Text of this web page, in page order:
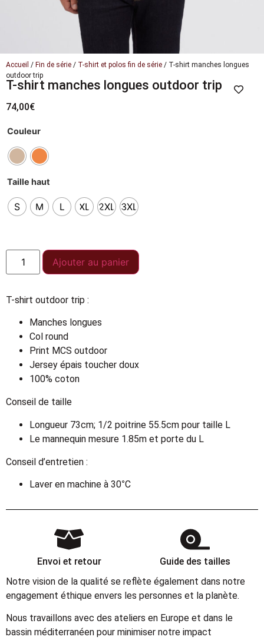
Accueil / Fin de série / T-shirt et polos fin de série / T-shirt manches longues
outdoor trip
T-shirt manches longues outdoor trip
74,00€
Couleur
Taille haut
S M L XL 2XL 3XL
Ajouter au panier
T-shirt outdoor trip :
Manches longues
Col round
Print MCS outdoor
Jersey épais toucher doux
100% coton
Conseil de taille
Longueur 73cm; 1/2 poitrine 55.5cm pour taille L
Le mannequin mesure 1.85m et porte du L
Conseil d’entretien :
Laver en machine à 30°C
Envoi et retour
Guide des tailles
Notre vision de la qualité se reflète également dans notre
engagement éthique envers les personnes et la planète.
Nous travaillons avec des ateliers en Europe et dans le
bassin méditerranéen pour minimiser notre impact